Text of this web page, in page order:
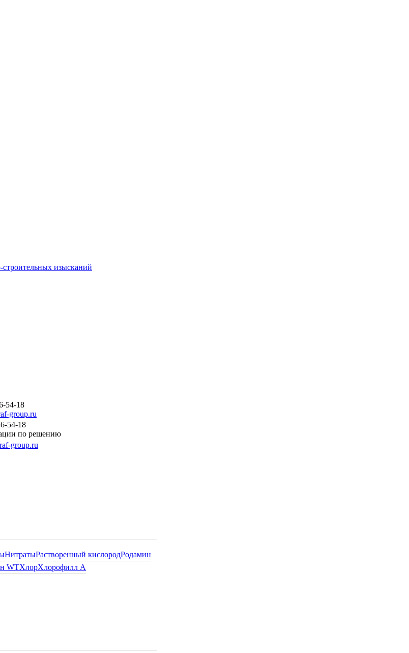
изысканий
54-18
group.ru
54-18
по решению
group.ru
НитратыРастворенный кислородРодамин
WTХлорХлорофилл А